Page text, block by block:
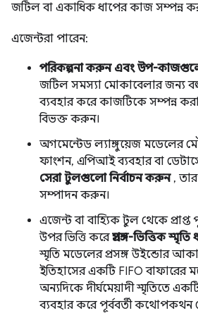
জটিল বা একাধিক ধাপের কাজ সম্পন্ন
এজেন্টরা পারেন:
পরিকল্পনা করুন এবং উপ-
জটিল সমস্যা মোকাবেলার জন্য
ব্যবহার করে কাজটিকে সম্পন্ন
বিভক্ত করুন।
অগমেন্টেড ল্যাঙ্গুয়েজ মডেলের
ফাংশন, এপিআই ব্যবহার বা
সেরা টুলগুলো নির্বাচন করুন,
সম্পাদন করুন।
এজেন্ট বা বাহ্যিক টুল থেকে
উপর ভিত্তি করেপ্রসঙ্গ-ভিত্তিক
স্মৃতি মডেলের প্রসঙ্গ উইন্ডোর
ইতিহাসের একটি FIFO
অন্যদিকে দীর্ঘমেয়াদী স্মৃতিতে
ব্যবহার করে পূর্ববর্তী কথোপকথন